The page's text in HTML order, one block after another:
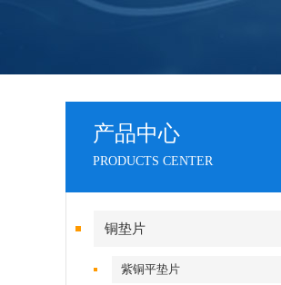
产品中心
PRODUCTS CENTER
铜垫片
紫铜平垫片